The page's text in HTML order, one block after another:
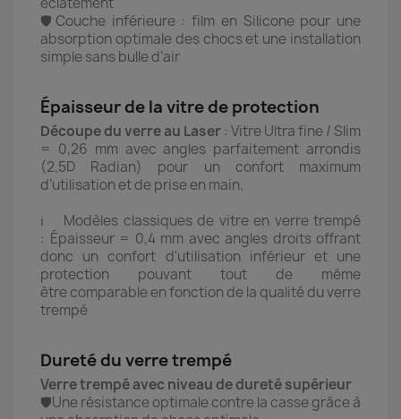
🛡️Couche inférieure : film en Silicone pour une
absorption optimale des chocs et une installation
simple sans bulle d’air
Épaisseur de la vitre de protection
Découpe du verre au Laser : Vitre Ultra fine / Slim
= 0,26 mm avec angles parfaitement arrondis
(2,5D Radian) pour un confort maximum
d’utilisation et de prise en main.
ℹ️ Modèles classiques de vitre en verre trempé
: Épaisseur = 0,4 mm avec angles droits offrant
donc un confort d'utilisation inférieur et une
protection pouvant tout de même
être comparable en fonction de la qualité du verre
trempé
Dureté du verre trempé
Verre trempé avec niveau de dureté supérieur
🛡️Une résistance optimale contre la casse grâce à